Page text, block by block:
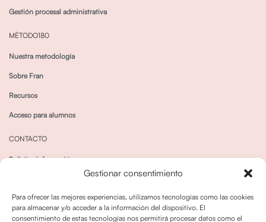
Gestionar consentimiento
Para ofrecer las mejores experiencias, utilizamos tecnologías como las cookies
para almacenar y/o acceder a la información del dispositivo. El
consentimiento de estas tecnologías nos permitirá procesar datos como el
Gestión procesal administrativa
MÉTODO180
Nuestra metodología
Sobre Fran
Recursos
Acceso para alumnos
CONTACTO
Solicitar información